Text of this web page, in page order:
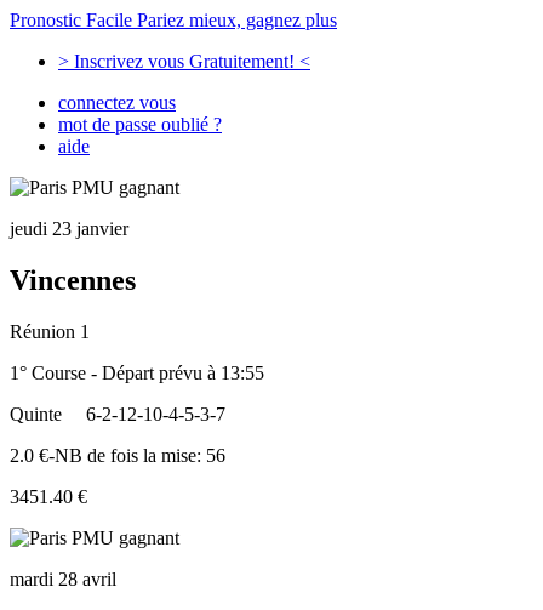
Pronostic Facile Pariez mieux, gagnez plus
> Inscrivez vous Gratuitement! <
connectez vous
mot de passe oublié ?
aide
jeudi 23 janvier
Vincennes
Réunion 1
1° Course - Départ prévu à 13:55
Quinte
6-2-12-10-4-5-3-7
2.0 €-NB de fois la mise: 56
3451.40 €
mardi 28 avril